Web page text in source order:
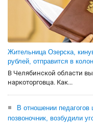
Жительница Озерска,
рублей, отправится в
В Челябинской области
наркоторговца. Как...
В отношении
позвоночник, возбудили